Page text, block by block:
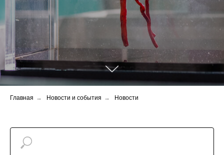
Главная → Новости и события → Новости